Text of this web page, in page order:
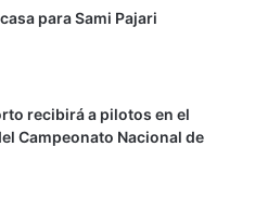
para Sami Pajari
recibirá a pilotos en el
Campeonato Nacional de